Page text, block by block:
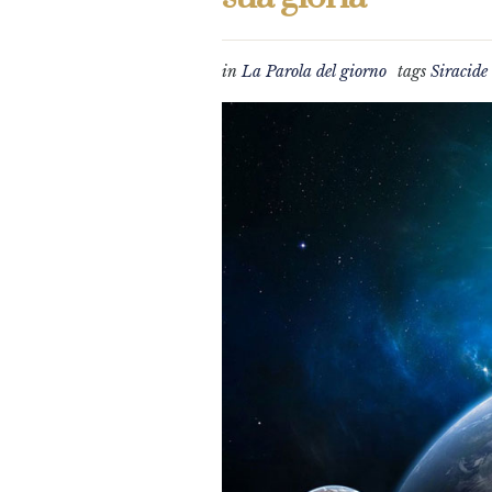
inLa Parola del giorno tags Siracide